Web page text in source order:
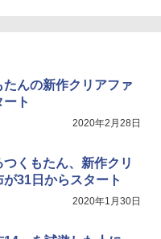
んの新作クリアファ
ト
2020年2月28日
くもたん、新作クリ
31日からスタート
2020年1月30日